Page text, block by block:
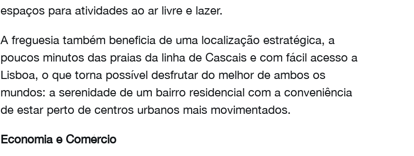
espaços para atividades ao ar livre e lazer.
A freguesia também beneficia de uma localização estratégica, a
poucos minutos das praias da linha de Cascais e com fácil acesso a
Lisboa, o que torna possível desfrutar do melhor de ambos os
mundos: a serenidade de um bairro residencial com a conveniência
de estar perto de centros urbanos mais movimentados.
Economia e Comércio